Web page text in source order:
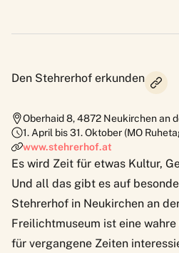
Den Stehrerhof erkunden
Oberhaid 8,4872 Neukirchen an
1. April bis 31. Oktober (MO
www.stehrerhof.at
Es wird Zeit für etwas Kultur,
Und all das gibt es auf
Stehrerhof in Neukirchen an
Freilichtmuseum ist eine
für vergangene Zeiten